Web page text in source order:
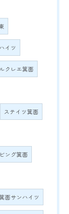
イツ
クレエ箕面
ステイツ箕面
ング箕面
面サンハイツ